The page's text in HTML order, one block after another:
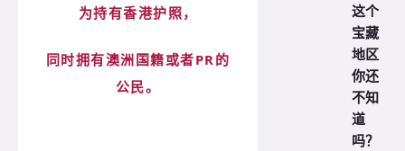
为持有香港护照，
同时拥有澳洲国籍或者PR的
公民。
这个
宝藏
地区
你还
不知
道
吗？